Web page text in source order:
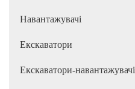
Навантажувачі
Екскаватори
Екскаватори-навантажувачі